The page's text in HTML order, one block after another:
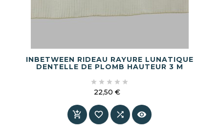
INBETWEEN RIDEAU RAYURE LUNATIQUE
DENTELLE DE PLOMB HAUTEUR 3 M
    
22,50 €
   